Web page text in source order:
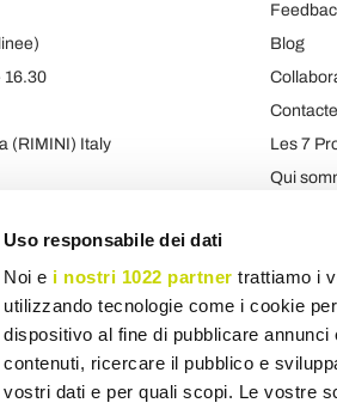
Uso responsabile dei dati
Noi e i nostri 1022 partner trattiamo i
utilizzando tecnologie come i cookie
dispositivo al fine di pubblicare
contenuti, ricercare il pubblico e
vostri dati e per quali scopi. Le vostre
16.30
(RIMINI) Italy
Blog
Les 7
Qui